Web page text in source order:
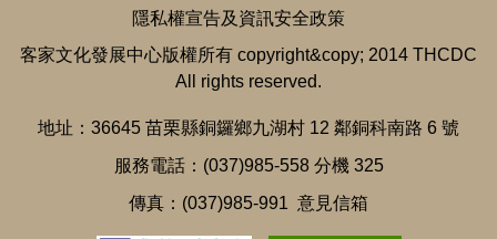
隱私權宣告及資訊安全政策
客家文化發展中心版權所有 copyright&copy; 2014 THCDC
All rights reserved.
地址：36645 苗栗縣銅鑼鄉九湖村 12 鄰銅科南路 6 號
服務電話：(037)985-558 分機 325
傳真：(037)985-991 意見信箱